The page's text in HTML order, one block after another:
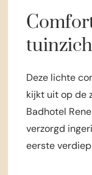
Deze lichte
kijkt uit op de
Badhotel
verzorgd
eerste